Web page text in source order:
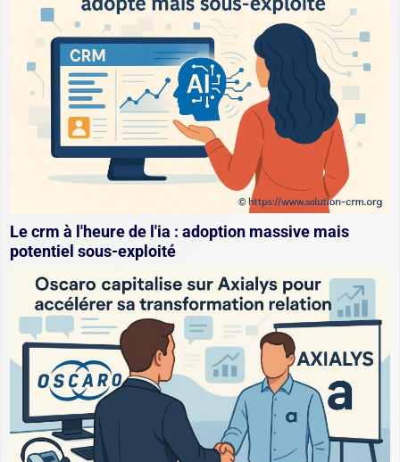
Le crm à l'heure de l'ia : adoption massive mais
potentiel sous-exploité